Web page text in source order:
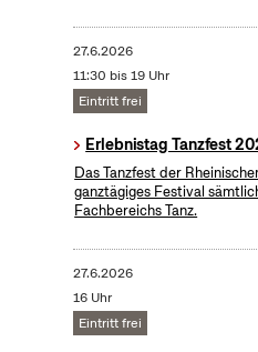
27.6.2026
11:30 bis 19 Uhr
Eintritt frei
Erlebnistag Tanzfest
Das Tanzfest der
ganztägiges Festival
Fachbereichs Tanz.
27.6.2026
16 Uhr
Eintritt frei